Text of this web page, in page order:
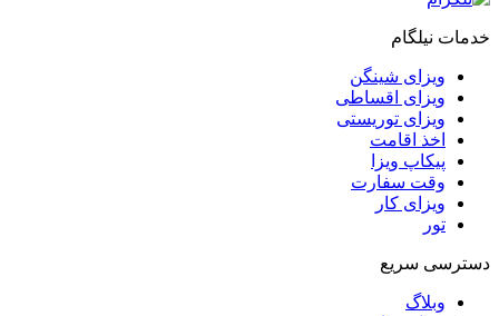
خدمات نیلگام
ویزای شینگن
ویزای اقساطی
ویزای توریستی
اخذ اقامت
پیکاپ ویزا
وقت سفارت
ویزای کار
تور
دسترسی سریع
وبلاگ